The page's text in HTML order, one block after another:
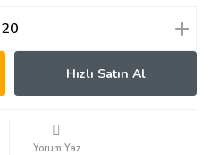
Hızlı Satın Al
Yorum Yaz